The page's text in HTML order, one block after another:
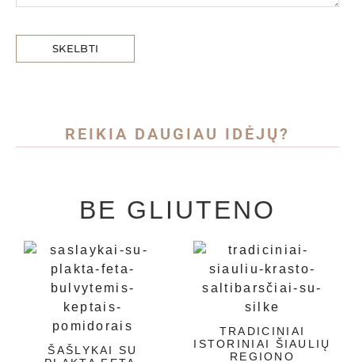
REIKIA DAUGIAU IDĖJŲ?
BE GLIUTENO
ŠAŠLYKAI SU
TRADICINIAI
ISTORINIAI ŠIAULIŲ
REGIONO